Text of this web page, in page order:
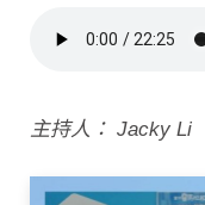
主持人： Jacky Li